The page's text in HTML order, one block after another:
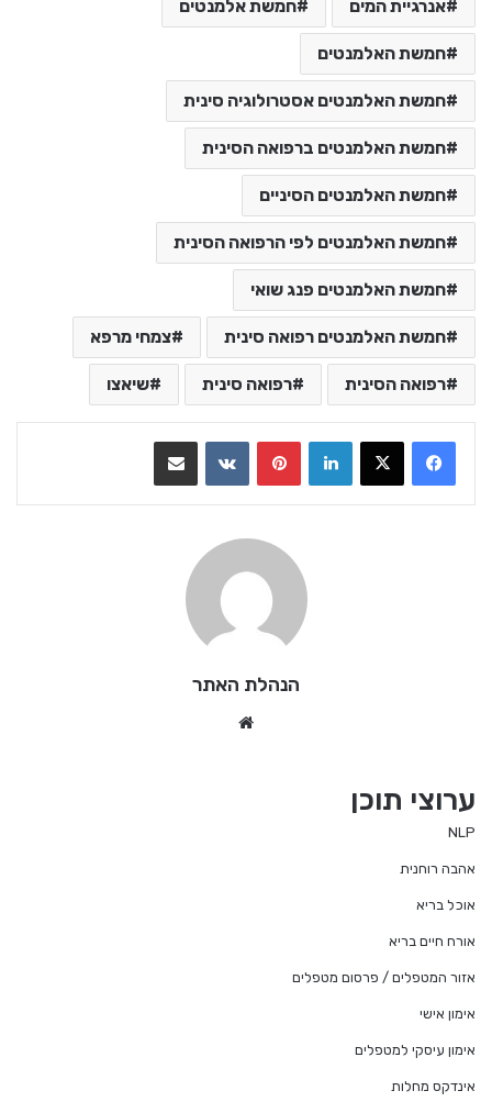
אנרגיית המים חמשת אלמנטים
חמשת האלמנטים
חמשת האלמנטים אסטרולוגיה סינית
חמשת האלמנטים ברפואה הסינית
חמשת האלמנטים הסיניים
חמשת האלמנטים לפי הרפואה הסינית
חמשת האלמנטים פנג שואי
חמשת האלמנטים רפואה סינית צמחי מרפא
רפואה הסינית רפואה סינית שיאצו
LinkedIn
VKontakte
הנהלת האתר
ערוצי תוכן
NLP
אהבה רוחנית
אוכל בריא
אורח חיים בריא
אזור המטפלים / פרסום מטפלים
אימון אישי
אימון עיסקי למטפלים
אינדקס מחלות